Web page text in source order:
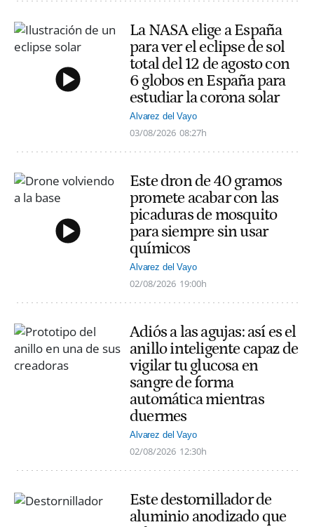
La NASA elige a España
para ver el eclipse de sol
total del 12 de agosto con
6 globos en España para
estudiar la corona solar
Alvarez del Vayo
03/08/2026 08:27h
Este dron de 40 gramos
promete acabar con las
picaduras de mosquito
para siempre sin usar
químicos
Alvarez del Vayo
02/08/2026 19:00h
Adiós a las agujas: así es el
anillo inteligente capaz de
vigilar tu glucosa en
sangre de forma
automática mientras
duermes
Alvarez del Vayo
02/08/2026 12:30h
Este destornillador de
aluminio anodizado que